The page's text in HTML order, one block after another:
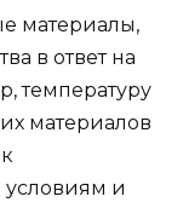
материалы,
в ответ на
температуру
материалов
и